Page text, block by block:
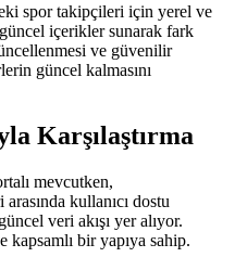
spor takipçileri için yerel ve
güncel içerikler sunarak fark
ve güvenilir
güncel kalmasını
Karşılaştırma
mevcutken,
kullanıcı dostu
veri akışı yer alıyor.
kapsamlı bir yapıya sahip.